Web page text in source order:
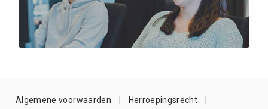
Algemene voorwaarden Herroepingsrecht